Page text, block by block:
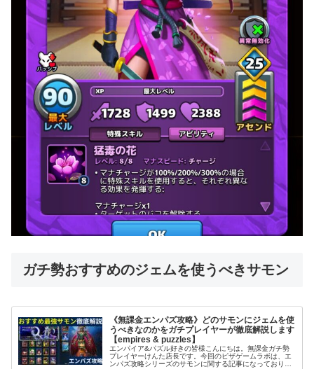
ガチ勢おすすめのジェムを使うべきサモン
《無課金エンパズ攻略》どのサモンにジェムを使
うべきなのかをガチプレイヤーが徹底解説します
【empires & puzzles】
エンパイア&パズル好きの皆様こんにちは。無課金ガチ勢
プレイヤーけんた店長です。今回のピザゲームラボは、エ
ンパズ攻略シリーズのサモンに関する記事になっておりま